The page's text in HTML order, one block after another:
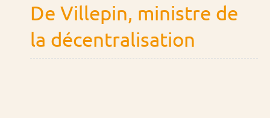
De Villepin, ministre de
la décentralisation